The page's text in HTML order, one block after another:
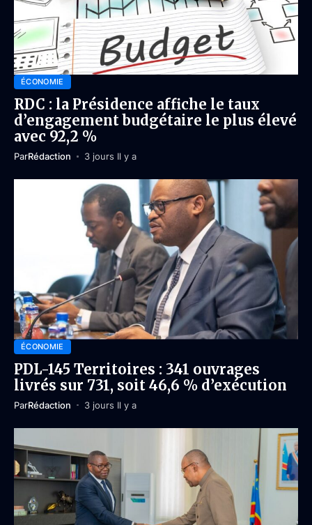
ÉCONOMIE
RDC : la Présidence affiche le taux
d’engagement budgétaire le plus élevé
avec 92,2 %
ParRédaction 3 jours Il y a
ÉCONOMIE
PDL-145 Territoires : 341 ouvrages
livrés sur 731, soit 46,6 % d’exécution
ParRédaction 3 jours Il y a